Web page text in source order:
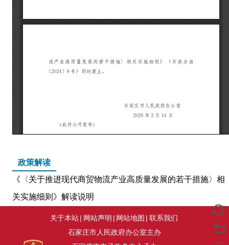
政策解读
《〈关于推进现代商贸物流产业高质量发展的若干措施〉相
关实施细则》解读说明
关于本站| 网站声明 | 网站地图 | 联系我们
石家庄市人民政府办公室主办